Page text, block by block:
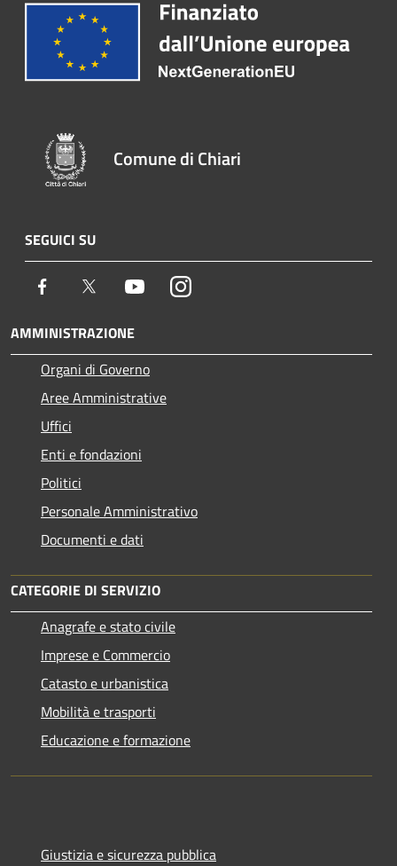
Comune di Chiari
SEGUICI SU
Facebook Twitter YoutubeInstagram
AMMINISTRAZIONE
Organi di Governo
Aree Amministrative
Uffici
Enti e fondazioni
Politici
Personale Amministrativo
Documenti e dati
CATEGORIE DI SERVIZIO
Anagrafe e stato civile
Imprese e Commercio
Catasto e urbanistica
Mobilità e trasporti
Educazione e formazione
Giustizia e sicurezza pubblica